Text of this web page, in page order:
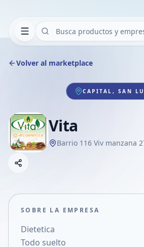
Volver al marketplace
CAPITAL, SAN
Vita
Barrio 116 Viv manzana
Compartir empresa
Compartir en X
SOBRE LA EMPRESA
Dietetica
Todo suelto